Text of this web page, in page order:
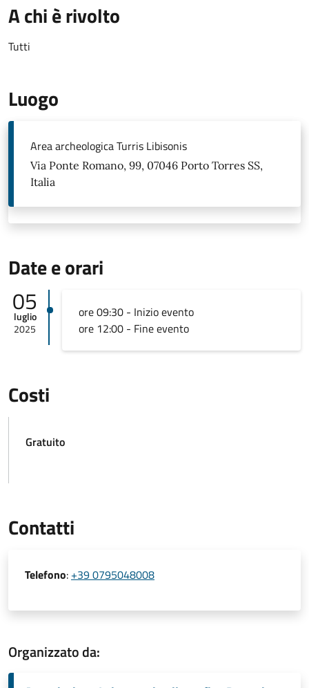
A chi è rivolto
Tutti
Luogo
Area archeologica Turris Libisonis
Via Ponte Romano, 99, 07046 Porto Torres SS,
Italia
Date e orari
05
luglio
2025
ore 09:30 - Inizio evento
ore 12:00 - Fine evento
Costi
Gratuito
Contatti
Telefono: +39 0795048008
Organizzato da: